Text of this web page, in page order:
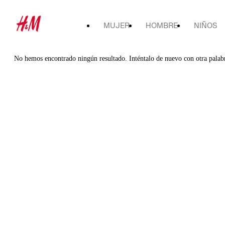
MUJER HOMBRE NIÑOS
No hemos encontrado ningún resultado. Inténtalo de nuevo con otra